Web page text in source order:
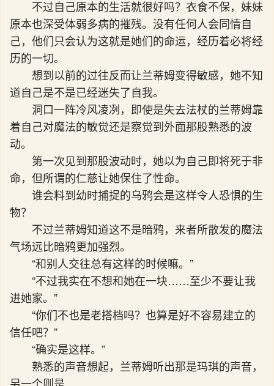
不过自己原本的生活就很好吗？衣食不保，妹妹
原本也深受体弱多病的摧残。没有任何人会同情自
己，他们只会认为这就是她们的命运，经历着必将经
历的一切。
想到以前的过往反而让兰蒂姆变得敏感，她不知
道自己是不是已经迷失了自我。
洞口一阵冷风凌冽，即使是失去法杖的兰蒂姆靠
着自己对魔法的敏觉还是察觉到外面那股熟悉的波
动。
第一次见到那股波动时，她以为自己即将死于非
命，但所谓的仁慈让她保住了性命。
谁会料到幼时捕捉的乌鸦会是这样令人恐惧的生
物？
不过兰蒂姆知道这不是暗鸦，来者所散发的魔法
气场远比暗鸦更加强烈。
“和别人交往总有这样的时候嘛。”
“不过我实在不想和她在一块……至少不要让我
进她家。”
“你们不也是老搭档吗？也算是好不容易建立的
信任吧？”
“确实是这样。”
熟悉的声音想起，兰蒂姆听出那是玛琪的声音，